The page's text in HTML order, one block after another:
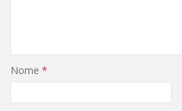
Nome *